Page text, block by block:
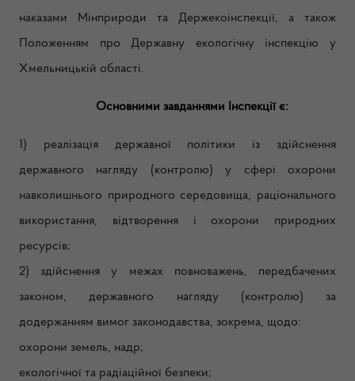
наказами Мінприроди та Держекоінспекції, а також
Положенням про Державну екологічну інспекцію у
Хмельницькій області.
Основними завданнями Інспекції є:
1) реалізація державної політики із здійснення
державного нагляду (контролю) у сфері охорони
навколишнього природного середовища, раціонального
використання, відтворення і охорони природних
ресурсів;
2) здійснення у межах повноважень, передбачених
законом, державного нагляду (контролю) за
додержанням вимог законодавства, зокрема, щодо:
охорони земель, надр;
екологічної та радіаційної безпеки;